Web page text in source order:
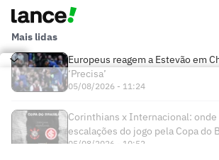
Mais lidas
Europeus reagem a Estevão em
‘Precisa’
05/08/2026 - 11:24
Corinthians x Internacional:
escalações do jogo pela Copa do
05/08/2026 - 10:52